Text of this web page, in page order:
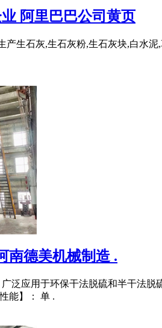
阿里巴巴公司黄页
产生石灰,生石灰粉,生石灰块,白水
南德美机械制造 .
泛应用于环保干法脱硫和半干法
能】： 单 .